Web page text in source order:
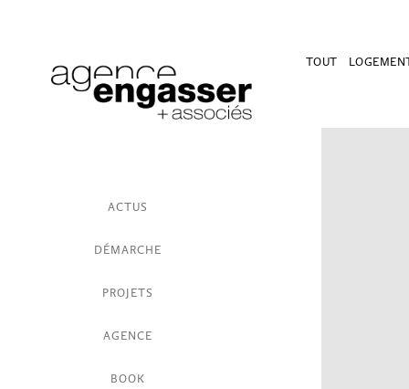
ACTUS
DÉMARCHE
PROJETS
AGENCE
BOOK
TOUT